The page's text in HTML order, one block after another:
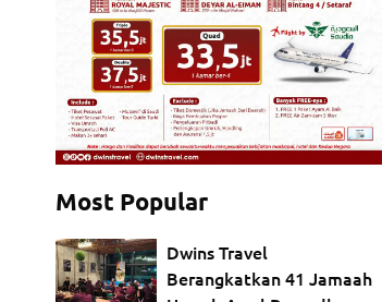
Most Popular
Dwins Travel
Berangkatkan 41 Jamaah